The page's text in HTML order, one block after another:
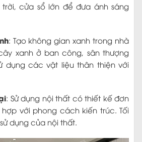
cửa sổ lớn để đưa ánh sáng
: Tạo không gian xanh trong nhà
xanh ở ban công, sân thượng
dụng các vật liệu thân thiện với
: Sử dụng nội thất có thiết kế đơn
với phong cách kiến trúc. Tối
dụng của nội thất.